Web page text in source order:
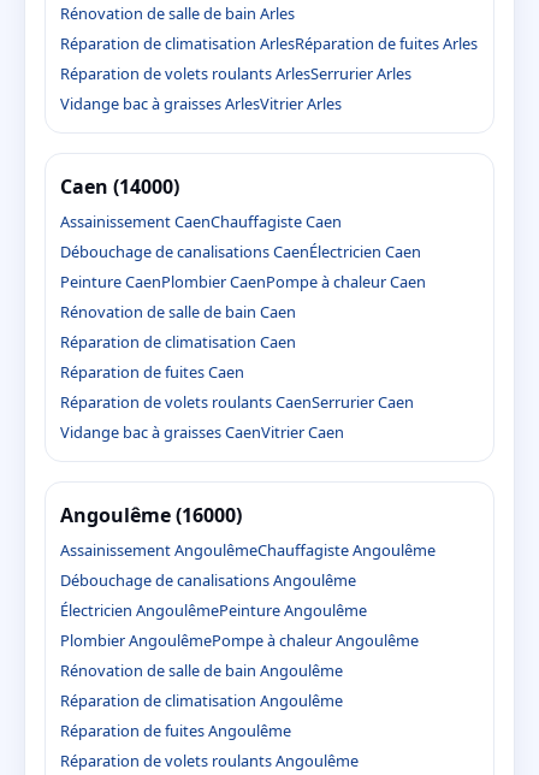
Rénovation de salle de bain Arles
Réparation de climatisation ArlesRéparation de fuites Arles
Réparation de volets roulants ArlesSerrurier Arles
Vidange bac à graisses ArlesVitrier Arles
Caen (14000)
Assainissement CaenChauffagiste Caen
Débouchage de canalisations CaenÉlectricien Caen
Peinture CaenPlombier CaenPompe à chaleur Caen
Rénovation de salle de bain Caen
Réparation de climatisation Caen
Réparation de fuites Caen
Réparation de volets roulants CaenSerrurier Caen
Vidange bac à graisses CaenVitrier Caen
Angoulême (16000)
Assainissement AngoulêmeChauffagiste Angoulême
Débouchage de canalisations Angoulême
Électricien AngoulêmePeinture Angoulême
Plombier AngoulêmePompe à chaleur Angoulême
Rénovation de salle de bain Angoulême
Réparation de climatisation Angoulême
Réparation de fuites Angoulême
Réparation de volets roulants Angoulême